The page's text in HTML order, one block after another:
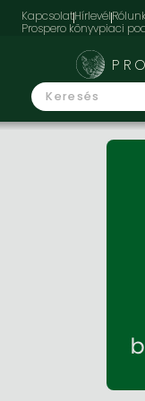
KapcsolatHírlevélRólunk
Prospero könyvpiaci